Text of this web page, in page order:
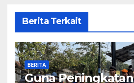
Berita Terkait
BERITA
Guna Peningkatan